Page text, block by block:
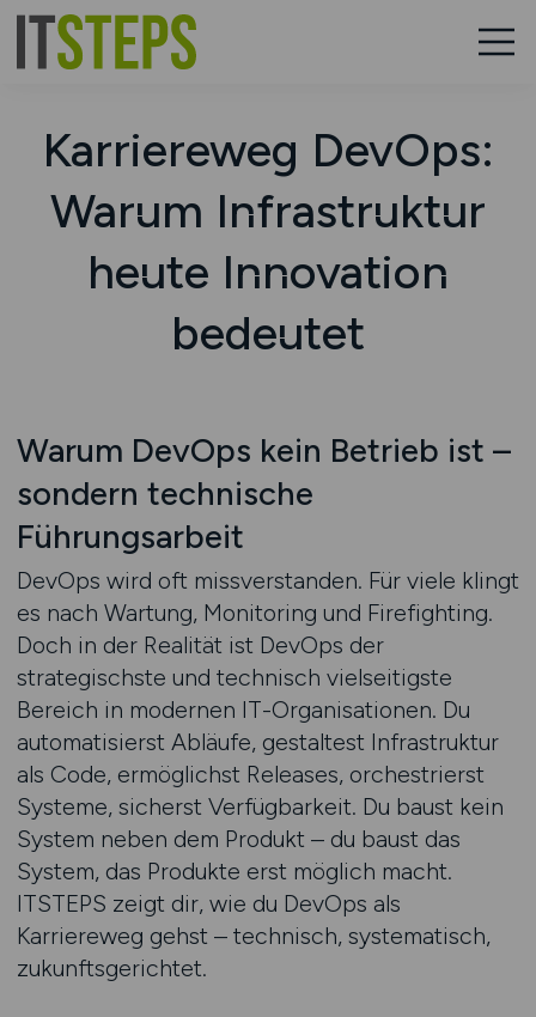
Karriereweg DevOps:
Warum Infrastruktur
heute Innovation
bedeutet
Warum DevOps kein Betrieb ist –
sondern technische
Führungsarbeit
DevOps wird oft missverstanden. Für viele klingt
es nach Wartung, Monitoring und Firefighting.
Doch in der Realität ist DevOps der
strategischste und technisch vielseitigste
Bereich in modernen IT-Organisationen. Du
automatisierst Abläufe, gestaltest Infrastruktur
als Code, ermöglichst Releases, orchestrierst
Systeme, sicherst Verfügbarkeit. Du baust kein
System neben dem Produkt – du baust das
System, das Produkte erst möglich macht.
ITSTEPS zeigt dir, wie du DevOps als
Karriereweg gehst – technisch, systematisch,
zukunftsgerichtet.